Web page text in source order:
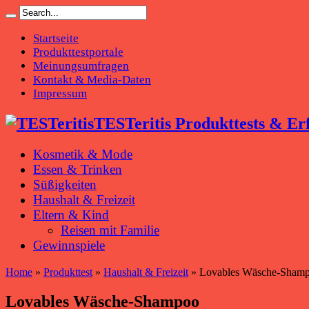
Startseite
Produkttestportale
Meinungsumfragen
Kontakt & Media-Daten
Impressum
TESTeritis Produkttests &
Kosmetik & Mode
Essen & Trinken
Süßigkeiten
Haushalt & Freizeit
Eltern & Kind
Reisen mit Familie
Gewinnspiele
Home » Produkttest » Haushalt & Freizeit » Lovables Wäsche-
Lovables Wäsche-Shampoo